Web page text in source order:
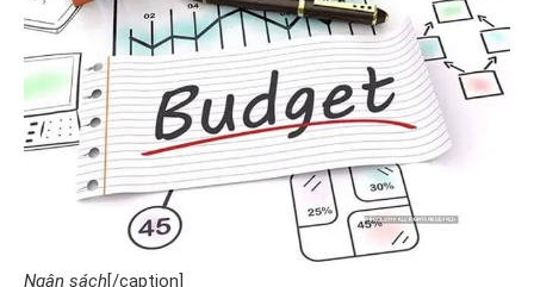
Ngân sách[/caption]